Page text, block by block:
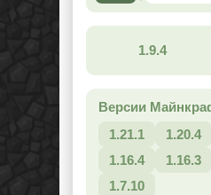
1.9.4
Версии
1.21.1
1.20.4
1.16.4
1.16.3
1.7.10